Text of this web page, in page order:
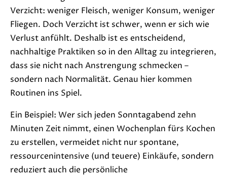
Verzicht: weniger Fleisch, weniger Konsum, weniger
Fliegen. Doch Verzicht ist schwer, wenn er sich wie
Verlust anfühlt. Deshalb ist es entscheidend,
nachhaltige Praktiken so in den Alltag zu integrieren,
dass sie nicht nach Anstrengung schmecken –
sondern nach Normalität. Genau hier kommen
Routinen ins Spiel.
Ein Beispiel: Wer sich jeden Sonntagabend zehn
Minuten Zeit nimmt, einen Wochenplan fürs Kochen
zu erstellen, vermeidet nicht nur spontane,
ressourcenintensive (und teuere) Einkäufe, sondern
reduziert auch die persönliche